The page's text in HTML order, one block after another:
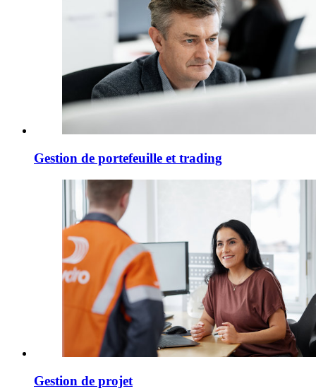
Gestion de portefeuille et trading
Gestion de projet